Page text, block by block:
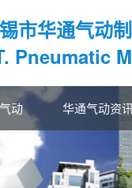
市华通气动
Pneumatic
动 华通气动资讯